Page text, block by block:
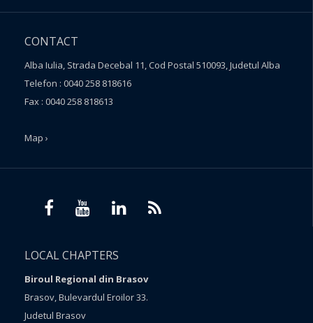
CONTACT
Alba Iulia, Strada Decebal 11, Cod Postal 510093, Judetul Alba
Telefon : 0040 258 818616
Fax : 0040 258 818613
Map ›
LOCAL CHAPTERS
Biroul Regional din Brasov
Brasov, Bulevardul Eroilor 33.
Judetul Brasov